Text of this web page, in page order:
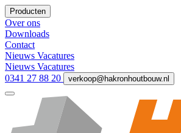
Producten
Over ons
Downloads
Contact
Nieuws Vacatures
Nieuws Vacatures
0341 27 88 20
verkoop@hakronhoutbouw.nl